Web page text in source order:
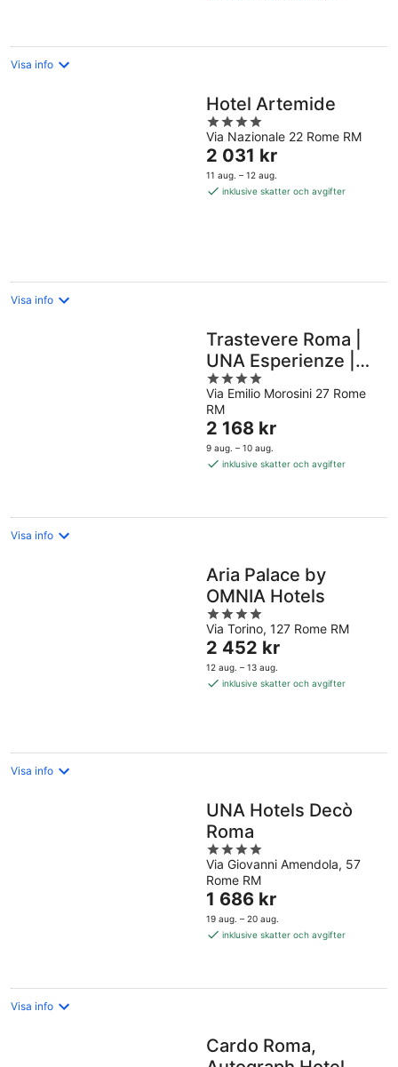
Visa info
Hotel Artemide
4
out
of
5
Via Nazionale 22 Rome RM
Priset
är
2 031 kr
2 031 kr
11 aug. – 12 aug.
inklusive skatter och avgifter
Visa info
Trastevere Roma |
UNA Esperienze |
Preferred Hotels
and Resorts
4
out
of
5
Via Emilio Morosini 27 Rome
RM
Priset
är
2 168 kr
2 168 kr
9 aug. – 10 aug.
inklusive skatter och avgifter
Visa info
Aria Palace by
OMNIA Hotels
4
out
of
5
Via Torino, 127 Rome RM
Priset
är
2 452 kr
2 452 kr
12 aug. – 13 aug.
inklusive skatter och avgifter
Visa info
UNA Hotels Decò
Roma
4
out
of
5
Via Giovanni Amendola, 57
Rome RM
Priset
är
1 686 kr
1 686 kr
19 aug. – 20 aug.
inklusive skatter och avgifter
Visa info
Cardo Roma,